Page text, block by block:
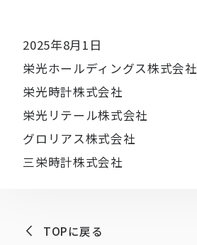
2025年8月1日
栄光ホールディングス株式会社
栄光時計株式会社
栄光リテール株式会社
グロリアス株式会社
三栄時計株式会社
TOPに戻る